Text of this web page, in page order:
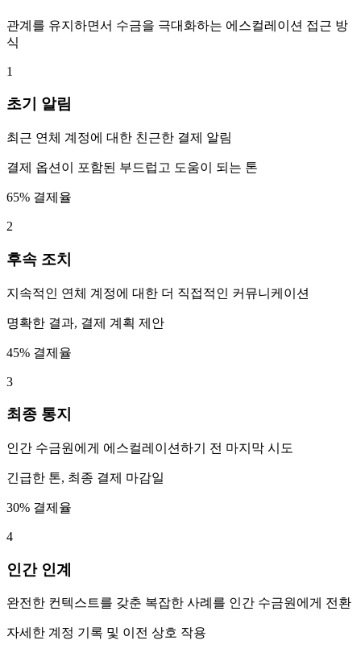
관계를 유지하면서 수금을 극대화하는 에스컬레이션 접근 방
식
1
초기 알림
최근 연체 계정에 대한 친근한 결제 알림
결제 옵션이 포함된 부드럽고 도움이 되는 톤
65% 결제율
2
후속 조치
지속적인 연체 계정에 대한 더 직접적인 커뮤니케이션
명확한 결과, 결제 계획 제안
45% 결제율
3
최종 통지
인간 수금원에게 에스컬레이션하기 전 마지막 시도
긴급한 톤, 최종 결제 마감일
30% 결제율
4
인간 인계
완전한 컨텍스트를 갖춘 복잡한 사례를 인간 수금원에게 전환
자세한 계정 기록 및 이전 상호 작용